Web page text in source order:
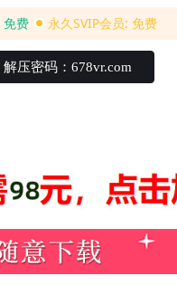
免费 永久SVIP会员: 免费
解压密码：678vr.com